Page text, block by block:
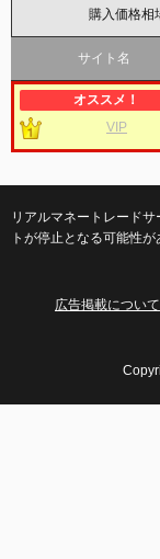
購入価格相
サイト名
VIP
リアルマネートレード
トが停止となる可能性
広告掲載について